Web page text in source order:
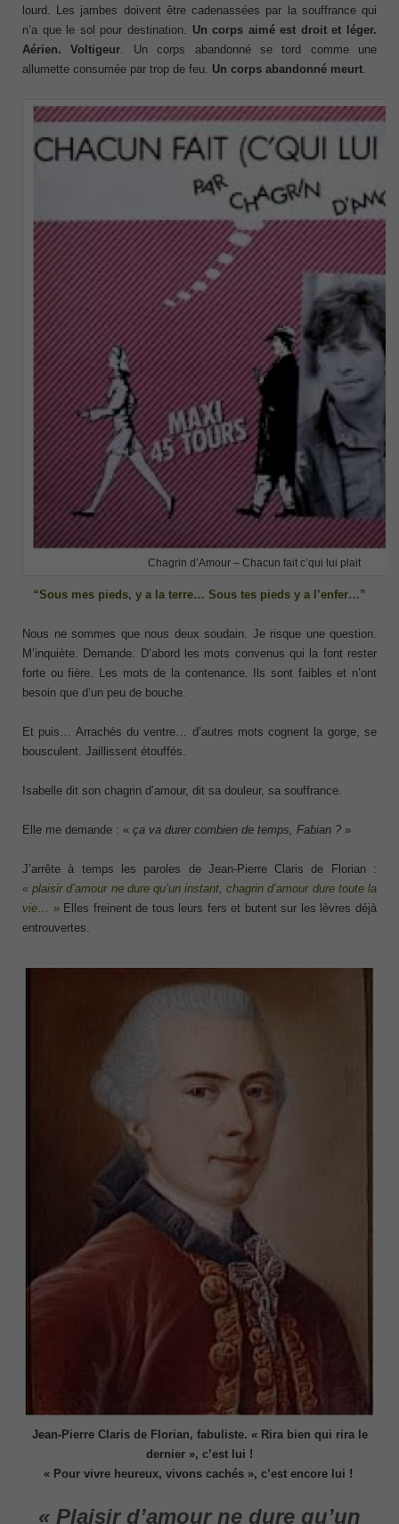
lourd. Les jambes doivent être cadenassées par la souffrance qui
n’a que le sol pour destination. Un corps aimé est droit et léger.
Aérien. Voltigeur . Un corps abandonné se tord comme une
allumette consumée par trop de feu. Un corps abandonné meurt
Chagrin d’Amour – Chacun fait c’qui lui plait
“Sous mes pieds, y a la terre… Sous tes pieds y a l’enfer…”
Nous ne sommes que nous deux soudain. Je risque une question.
M’inquiète. Demande. D’abord les mots convenus qui la font rester
forte ou fière. Les mots de la contenance. Ils sont faibles et n’ont
besoin que d’un peu de bouche.
Et puis… Arrachés du ventre… d’autres mots cognent la gorge, se
bousculent. Jaillissent étouffés.
Isabelle dit son chagrin d’amour, dit sa douleur, sa souffrance.
Elle me demande : « ça va durer combien de temps, Fabian ? »
J’arrête à temps les paroles de Jean-Pierre Claris de Florian :
« plaisir d’amour ne dure qu’un instant, chagrin d’amour dure toute la
vie… »Elles freinent de tous leurs fers et butent sur les lèvres déjà
entrouvertes.
Jean-Pierre Claris de Florian, fabuliste. « Rira bien qui rira le
dernier », c’est lui !
« Pour vivre heureux, vivons cachés », c’est encore lui !
« Plaisir d’amour ne dure qu’un